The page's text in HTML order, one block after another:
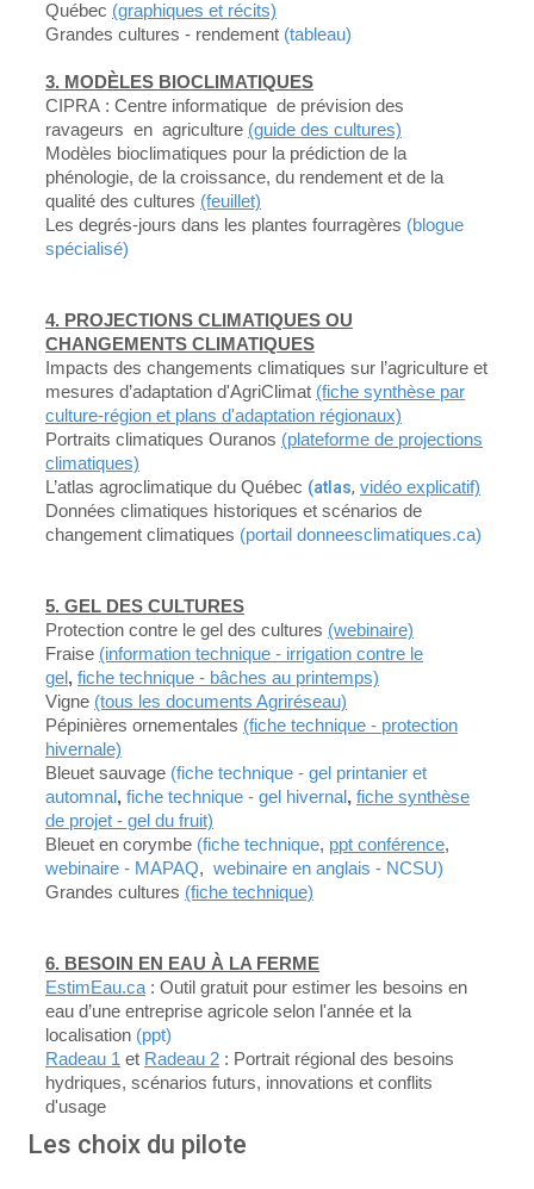
Québec (graphiques et récits)
Grandes cultures - rendement (tableau)
3. MODÈLES BIOCLIMATIQUES
CIPRA : Centre informatique de prévision des
ravageurs en agriculture (guide des cultures)
Modèles bioclimatiques pour la prédiction de la
phénologie, de la croissance, du rendement et de la
qualité des cultures (feuillet)
Les degrés-jours dans les plantes fourragères (blogue
spécialisé)
4. PROJECTIONS CLIMATIQUES OU
CHANGEMENTS CLIMATIQUES
Impacts des changements climatiques sur l’agriculture et
mesures d’adaptation d'AgriClimat (fiche synthèse par
culture-région et plans d'adaptation régionaux)
Portraits climatiques Ouranos (plateforme de projections
climatiques)
L’atlas agroclimatique du Québec (atlas, vidéo explicatif)
Données climatiques historiques et scénarios de
changement climatiques (portail donneesclimatiques.ca)
5. GEL DES CULTURES
Protection contre le gel des cultures (webinaire)
Fraise (information technique - irrigation contre le
gel , fiche technique - bâches au printemps)
Vigne (tous les documents Agriréseau)
Pépinières ornementales (fiche technique - protection
hivernale)
Bleuet sauvage (fiche technique - gel printanier et
automnal , fiche technique - gel hivernal , fiche synthèse
de projet - gel du fruit)
Bleuet en corymbe (fiche technique, ppt conférence,
webinaire - MAPAQ, webinaire en anglais - NCSU)
Grandes cultures (fiche technique)
6. BESOIN EN EAU À LA FERME
EstimEau.ca : Outil gratuit pour estimer les besoins en
eau d’une entreprise agricole selon l'année et la
localisation (ppt)
Radeau 1 et Radeau 2 : Portrait régional des besoins
hydriques, scénarios futurs, innovations et conflits
d'usage
Les choix du pilote